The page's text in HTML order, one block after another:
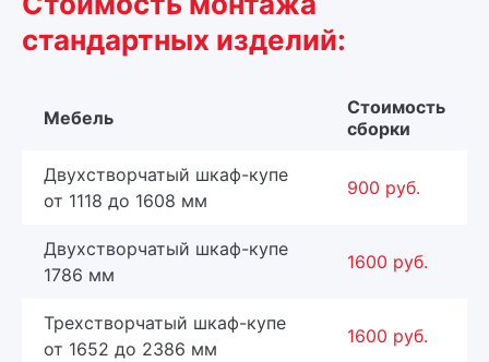
стандартных изделий:
Мебель
Стоимость
сборки
Двухстворчатый шкаф-купе
от 1118 до 1608 мм
900 руб.
Двухстворчатый шкаф-купе
1786 мм
1600 руб.
Трехстворчатый шкаф-купе
от 1652 до 2386 мм
1600 руб.